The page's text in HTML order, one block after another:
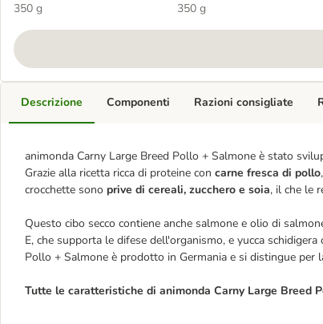
Salmone Crocchette per
350 g
per gatto
350 g
Descrizione
animonda Carny Large Breed Pollo + Salmone è stato
Grazie alla ricetta ricca di proteine con carne fresca di pollo
crocchette sono prive di cereali, zucchero e soia, il che le
Questo cibo secco contiene anche salmone e olio di
E, che supporta le difese dell'organismo, e yucca
Pollo + Salmone è prodotto in Germania e si distingue per
Tutte le caratteristiche di animonda Carny Large Breed
Componenti Razioni consigliate